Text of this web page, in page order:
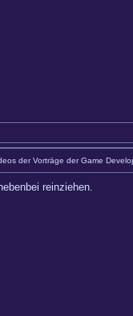
der Vorträge der Game
reinziehen.